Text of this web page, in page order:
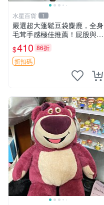
水星百貨 1
嚴選超大蓬鬆豆袋麋鹿，全身
毛茸手感極佳推薦！屁股與四
肢填充均勻，適合收藏與孩童
共賞。 麋鹿 豆袋 毛茸玩具
$410 86折
折扣碼